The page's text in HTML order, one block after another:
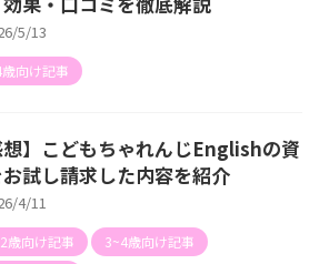
5/13
向け記事
想】こどもちゃれんじEnglishの資
試し請求した内容を紹介
4/11
歳向け記事
3~4歳向け記事